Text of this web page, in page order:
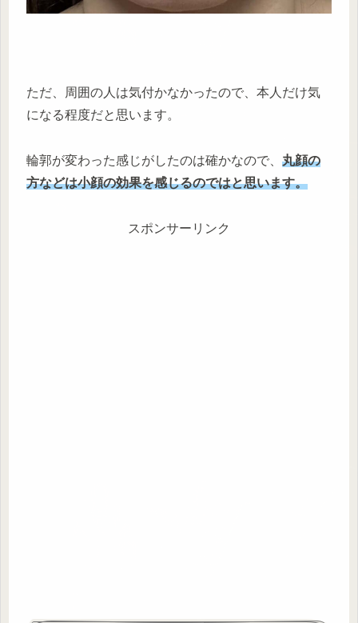
ただ、周囲の人は気付かなかったので、本人だけ気
になる程度だと思います。
輪郭が変わった感じがしたのは確かなので、 丸顔の
方などは小顔の効果を感じるのではと思います。
スポンサーリンク